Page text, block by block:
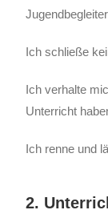
Ich schließe
Ich verhalte
Unterricht
Ich renne und
2.